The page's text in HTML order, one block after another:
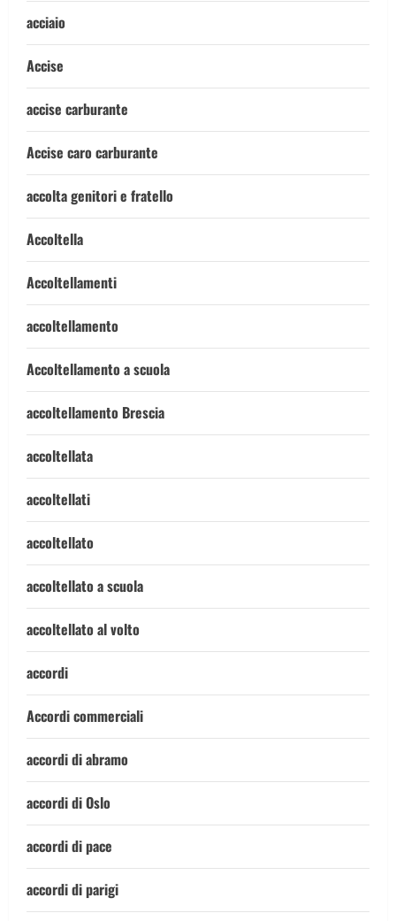
acciaio
Accise
accise carburante
Accise caro carburante
accolta genitori e fratello
Accoltella
Accoltellamenti
accoltellamento
Accoltellamento a scuola
accoltellamento Brescia
accoltellata
accoltellati
accoltellato
accoltellato a scuola
accoltellato al volto
accordi
Accordi commerciali
accordi di abramo
accordi di Oslo
accordi di pace
accordi di parigi